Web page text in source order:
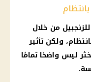
من خلال
ولكن تأثير
ليس واضحًا تمامًا
.